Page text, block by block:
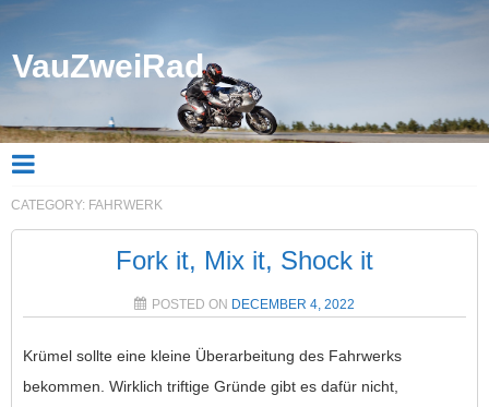
VauZweiRad
CATEGORY: FAHRWERK
Fork it, Mix it, Shock it
POSTED ON DECEMBER 4, 2022
Krümel sollte eine kleine Überarbeitung des Fahrwerks
bekommen. Wirklich triftige Gründe gibt es dafür nicht,